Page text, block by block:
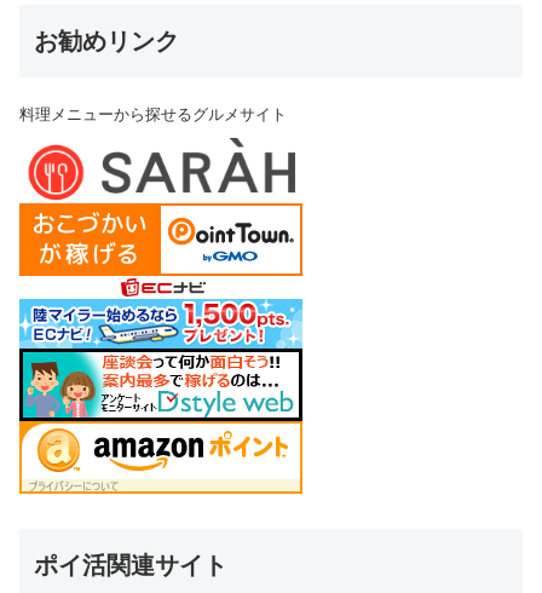
お勧めリンク
料理メニューから探せるグルメサイト
ポイ活関連サイト